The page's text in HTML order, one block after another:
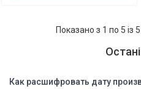
Показано з 1 по 5 із
Как расшифровать дату